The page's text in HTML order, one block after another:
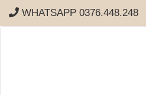
WHATSAPP 0376.448.248